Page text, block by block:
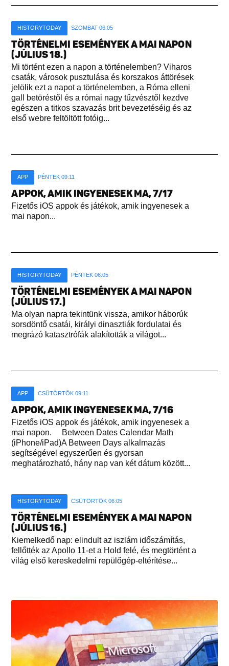
HISTORYTODAY SZOMBAT 06:05
TÖRTÉNELMI ESEMÉNYEK A MAI NAPON
(JÚLIUS 18.)
Mi történt ezen a napon a történelemben? Viharos
csaták, városok pusztulása és korszakos áttörések
jelölik ezt a napot a történelemben, a Róma elleni
gall betöréstől és a római nagy tűzvésztől kezdve
egészen a titkos szavazás brit bevezetéséig és az
első webre feltöltött fotóig...
APP PÉNTEK 09:11
APPOK, AMIK INGYENESEK MA, 7/17
Fizetős iOS appok és játékok, amik ingyenesek a
mai napon...
HISTORYTODAY PÉNTEK 06:05
TÖRTÉNELMI ESEMÉNYEK A MAI NAPON
(JÚLIUS 17.)
Ma olyan napra tekintünk vissza, amikor háborúk
sorsdöntő csatái, királyi dinasztiák fordulatai és
megrázó katasztrófák alakították a világot...
APP CSÜTÖRTÖK 09:11
APPOK, AMIK INGYENESEK MA, 7/16
Fizetős iOS appok és játékok, amik ingyenesek a
mai napon. Between Dates Calendar Math
(iPhone/iPad)A Between Days alkalmazás
segítségével egyszerűen és gyorsan
meghatározható, hány nap van két dátum között...
HISTORYTODAY CSÜTÖRTÖK 06:05
TÖRTÉNELMI ESEMÉNYEK A MAI NAPON
(JÚLIUS 16.)
Kiemelkedő nap: elindult az iszlám időszámítás,
fellőtték az Apollo 11-et a Hold felé, és megtörtént a
világ első kereskedelmi repülőgép-eltérítése...